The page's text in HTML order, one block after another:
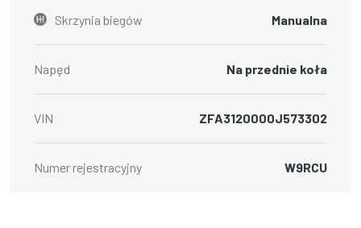
Skrzynia biegów Manualna
Napęd Na przednie koła
VIN ZFA3120000J573302
Numer rejestracyjny W9RCU